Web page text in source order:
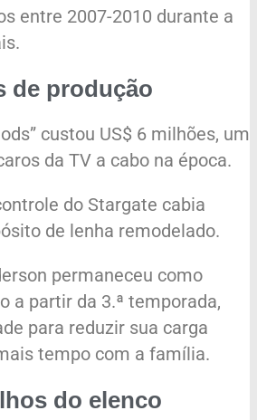
entre 2007-2010 durante a
de produção
custou US$ 6 milhões, um
da TV a cabo na época.
do Stargate cabia
de lenha remodelado.
permaneceu como
a partir da 3.ª temporada,
para reduzir sua carga
tempo com a família.
do elenco